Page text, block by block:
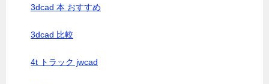
3dcad 本 おすすめ
3dcad 比較
4t トラック jwcad